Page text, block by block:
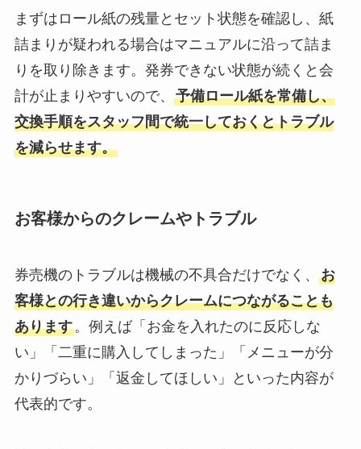
まずはロール紙の残量とセット状態を確認し、紙
詰まりが疑われる場合はマニュアルに沿って詰ま
りを取り除きます。発券できない状態が続くと会
計が止まりやすいので、 予備ロール紙を常備し、
交換手順をスタッフ間で統一しておくとトラブル
を減らせます。
お客様からのクレームやトラブル
券売機のトラブルは機械の不具合だけでなく、 お
客様との行き違いからクレームにつながることも
あります。例えば「お金を入れたのに反応しな
い」「二重に購入してしまった」「メニューが分
かりづらい」「返金してほしい」といった内容が
代表的です。